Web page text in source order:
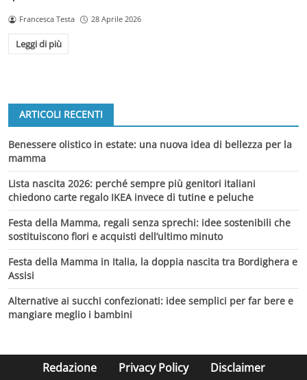
Francesca Testa 28 Aprile 2026
Leggi di più
ARTICOLI RECENTI
Benessere olistico in estate: una nuova idea di bellezza per la
mamma
Lista nascita 2026: perché sempre più genitori italiani
chiedono carte regalo IKEA invece di tutine e peluche
Festa della Mamma, regali senza sprechi: idee sostenibili che
sostituiscono fiori e acquisti dell’ultimo minuto
Festa della Mamma in Italia, la doppia nascita tra Bordighera e
Assisi
Alternative ai succhi confezionati: idee semplici per far bere e
mangiare meglio i bambini
Redazione Privacy Policy Disclaimer